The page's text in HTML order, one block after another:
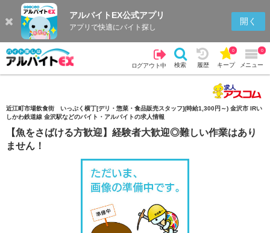
アルバイトEX公式アプリ
アプリで快適にバイト探し
開く
ログアウト中 検索 履歴 キープ
0
メニュー
0
検索 履歴
近江町市場飲食街 いっぷく横丁[デリ・惣菜・食品販売スタッフ](時給1,300円～) 金沢市 IRい
しかわ鉄道線 金沢駅などのバイト・アルバイトの求人情報
【魚をさばける方歓迎】経験者大歓迎◎難しい作業はあり
ません！